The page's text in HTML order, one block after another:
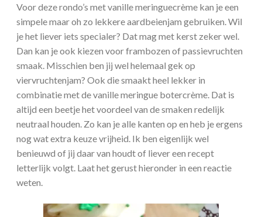
Voor deze rondo’s met vanille meringuecrème kan je een
simpele maar oh zo lekkere aardbeienjam gebruiken. Wil
je het liever iets specialer? Dat mag met kerst zeker wel.
Dan kan je ook kiezen voor frambozen of passievruchten
smaak. Misschien ben jij wel helemaal gek op
viervruchtenjam? Ook die smaakt heel lekker in
combinatie met de vanille meringue botercrème. Dat is
altijd een beetje het voordeel van de smaken redelijk
neutraal houden. Zo kan je alle kanten op en heb je ergens
nog wat extra keuze vrijheid. Ik ben eigenlijk wel
benieuwd of jij daar van houdt of liever een recept
letterlijk volgt. Laat het gerust hieronder in een reactie
weten.